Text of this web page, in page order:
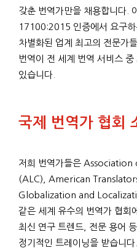
갖춘 번역가만을 채용합니다.
17100:2015 인증에서 요구하
차별화된 업계 최고의 전문가
번역이 전 세계 번역 서비스
있습니다.
국제 번역가 협회
저희 번역가들은
(ALC), American
Globalization and
같은 세계 유수의 번역가 협회
최신 연구 트렌드, 전문 용어
정기적인 트레이닝을 받습니다.